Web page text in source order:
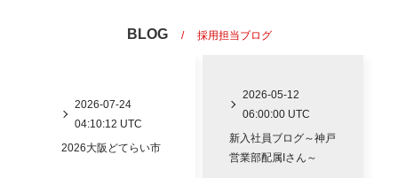
BLOG 採用担当ブログ
2026-07-24
04:10:12 UTC
2026大阪どてらい市
2026-05-12
06:00:00 UTC
新入社員ブログ～神戸
営業部配属Iさん～